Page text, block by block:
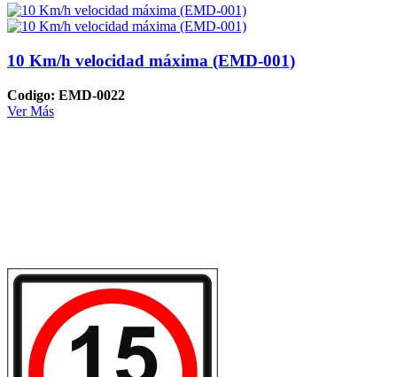
10 Km/h velocidad máxima (EMD-001)
Codigo: EMD-0022
Ver Más